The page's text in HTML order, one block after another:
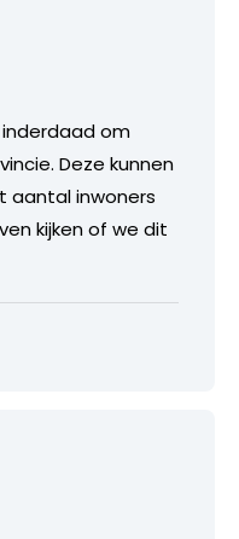
om
Deze kunnen
aantal inwoners
kijken of we dit